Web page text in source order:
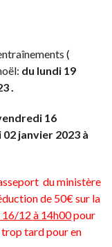
(
du lundi 19
.
16
02 janvier 2023 à
du ministère
de 50€ sur la
16/12 à 14h00pour
trop tard pour en